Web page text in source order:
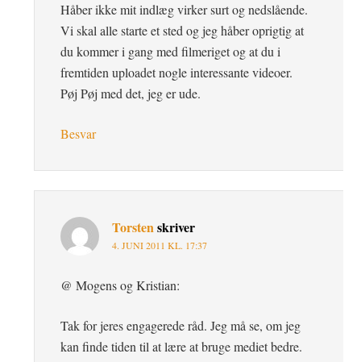
Håber ikke mit indlæg virker surt og nedslående.
Vi skal alle starte et sted og jeg håber oprigtig at
du kommer i gang med filmeriget og at du i
fremtiden uploadet nogle interessante videoer.
Pøj Pøj med det, jeg er ude.
Besvar
Torstenskriver
4. JUNI 2011 KL. 17:37
@ Mogens og Kristian:
Tak for jeres engagerede råd. Jeg må se, om jeg
kan finde tiden til at lære at bruge mediet bedre.